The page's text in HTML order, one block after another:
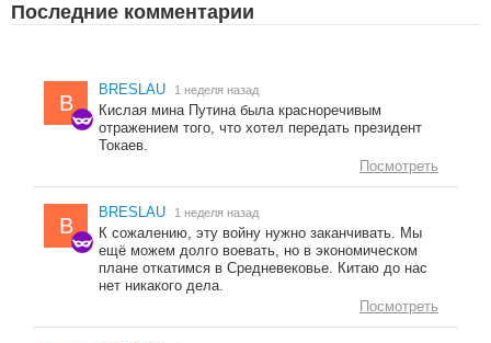
Последние комментарии
B
BRESLAU 1 неделя назад
Кислая мина Путина была красноречивым
отражением того, что хотел передать президент
Токаев.
Посмотреть
B
BRESLAU 1 неделя назад
К сожалению, эту войну нужно заканчивать. Мы
ещё можем долго воевать, но в экономическом
плане откатимся в Средневековье. Китаю до нас
нет никакого дела.
Посмотреть